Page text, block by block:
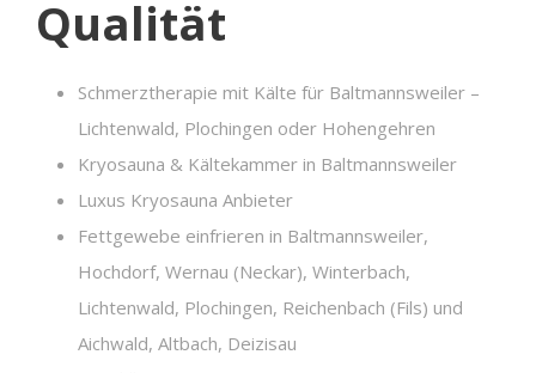
Qualität
Schmerztherapie mit Kälte für Baltmannsweiler –
Lichtenwald, Plochingen oder Hohengehren
Kryosauna & Kältekammer in Baltmannsweiler
Luxus Kryosauna Anbieter
Fettgewebe einfrieren in Baltmannsweiler,
Hochdorf, Wernau (Neckar), Winterbach,
Lichtenwald, Plochingen, Reichenbach (Fils) und
Aichwald, Altbach, Deizisau